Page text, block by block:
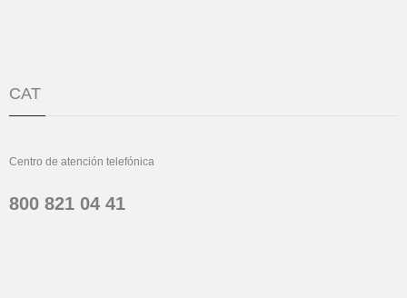
CAT
Centro de atención telefónica
800 821 04 41